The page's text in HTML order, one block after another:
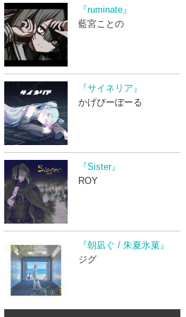
『ruminate』
藍宮ことの
『サイネリア』
かげぴーぼーる
『Sister』
ROY
『朝凪ぐ / 朱夏氷菓』
ジグ